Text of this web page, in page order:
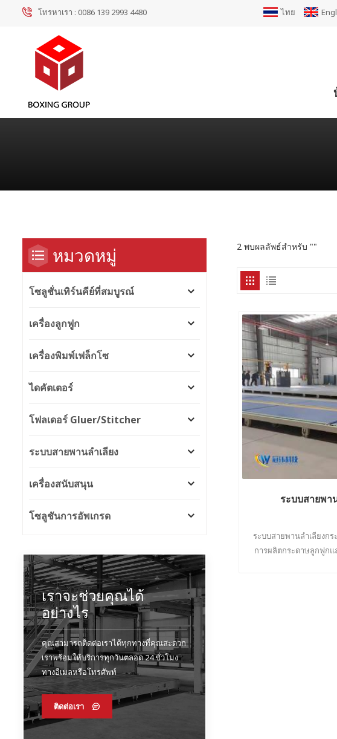
โทรหาเรา : 0086 139 2993 4480 ไทย
2 พบผลลัพธ์สำหรับ ""
ระบบสายพา
ระบบสายพานลำเลียงก
การผลิตกระดาษลูกฟูก
หมวดหมู่
โซลูชั่นเทิร์นคีย์ที่สมบูรณ์
เครื่องลูกฟูก
เครื่องพิมพ์เฟล็กโซ
ไดคัตเตอร์
โฟลเดอร์ Gluer/Stitcher
ระบบสายพานลำเลียง
เครื่องสนับสนุน
โซลูชันการอัพเกรด
เราจะช่วยคุณได้
อย่างไร
คุณสามารถติดต่อเราได้ทุกทางที่คุณสะดวก
เราพร้อมให้บริการทุกวันตลอด 24 ชั่วโมง
ทางอีเมลหรือโทรศัพท์
ติดต่อเรา